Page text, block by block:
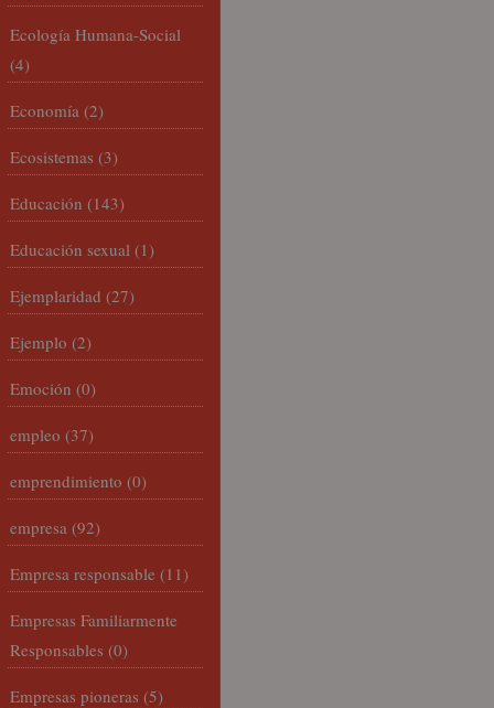
Ecología Humana-Social
(4)
Economía (2)
Ecosistemas (3)
Educación (143)
Educación sexual (1)
Ejemplaridad (27)
Ejemplo (2)
Emoción (0)
empleo (37)
emprendimiento (0)
empresa (92)
Empresa responsable (11)
Empresas Familiarmente
Responsables (0)
Empresas pioneras (5)